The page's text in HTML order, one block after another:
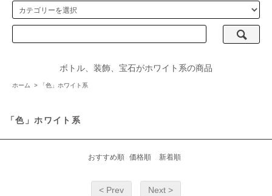
ボトル、装飾、宝石がホワイト系の商品
ホーム > 「色」ホワイト系
「色」ホワイト系
おすすめ順 価格順 新着順
< Prev Next >